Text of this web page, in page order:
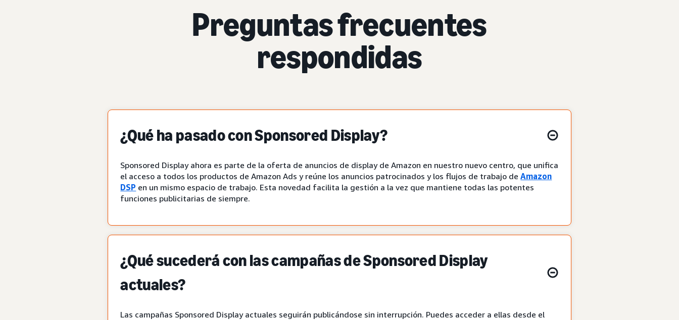
Preguntas frecuentes
respondidas
¿Qué ha pasado con Sponsored Display?
Sponsored Display ahora es parte de la oferta de anuncios de display de Amazon en nuestro nuevo centro, que unifica
el acceso a todos los productos de Amazon Ads y reúne los anuncios patrocinados y los flujos de trabajo deAmazon
DSP en un mismo espacio de trabajo. Esta novedad facilita la gestión a la vez que mantiene todas las potentes
funciones publicitarias de siempre.
¿Qué sucederá con las campañas de Sponsored Display
actuales?
Las campañas Sponsored Display actuales seguirán publicándose sin interrupción. Puedes acceder a ellas desde el